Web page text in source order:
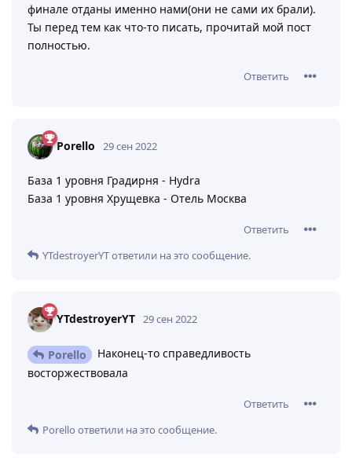
финале отданы именно нами(они не сами их брали).
Ты перед тем как что-то писать, прочитай мой пост
полностью.
Ответить
Porello 29 сен 2022
База 1 уровня Градирня - Hydra
База 1 уровня Хрущевка - Отель Москва
Ответить
YTdestroyerYTответили на это сообщение.
YTdestroyerYT 29 сен 2022
Porello
Наконец-то справедливость
восторжествовала
Ответить
Porello ответили на это сообщение.